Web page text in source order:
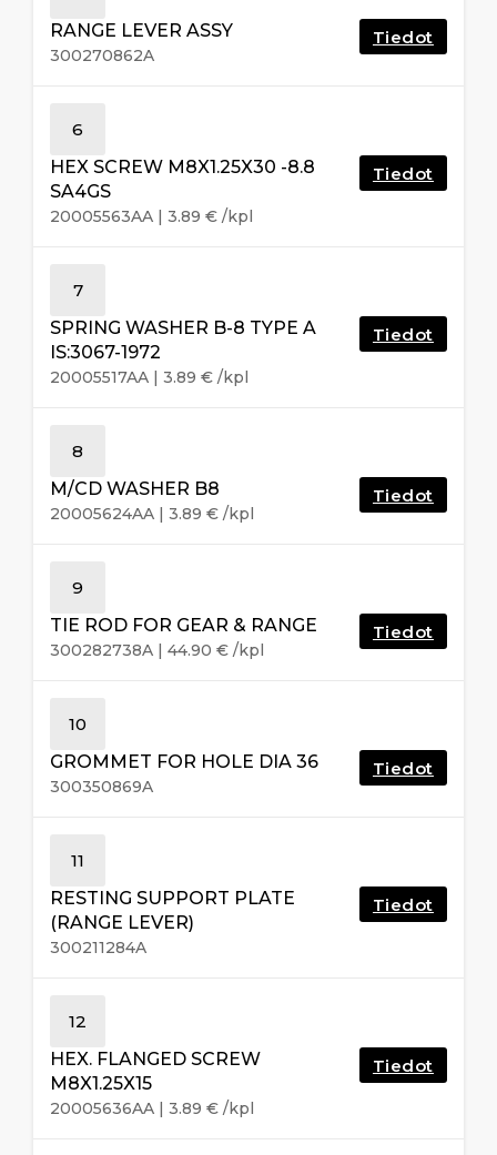
RANGE LEVER ASSY
300270862A
Tiedot
6
HEX SCREW M8X1.25X30 -8.8
SA4GS
20005563AA | 3.89 € /kpl
Tiedot
7
SPRING WASHER B-8 TYPE A
IS:3067-1972
20005517AA | 3.89 € /kpl
Tiedot
8
M/CD WASHER B8
20005624AA | 3.89 € /kpl
Tiedot
9
TIE ROD FOR GEAR & RANGE
300282738A | 44.90 € /kpl
Tiedot
10
GROMMET FOR HOLE DIA 36
300350869A
Tiedot
11
RESTING SUPPORT PLATE
(RANGE LEVER)
300211284A
Tiedot
12
HEX. FLANGED SCREW
M8X1.25X15
20005636AA | 3.89 € /kpl
Tiedot